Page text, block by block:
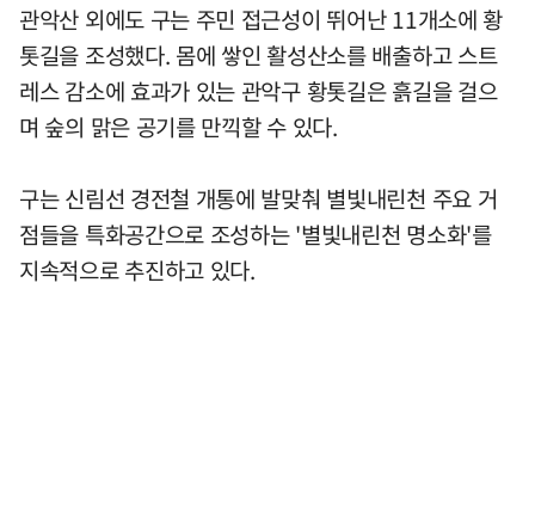
관악산 외에도 구는 주민 접근성이 뛰어난 11개소에 황
톳길을 조성했다. 몸에 쌓인 활성산소를 배출하고 스트
레스 감소에 효과가 있는 관악구 황톳길은 흙길을 걸으
며 숲의 맑은 공기를 만끽할 수 있다.
구는 신림선 경전철 개통에 발맞춰 별빛내린천 주요 거
점들을 특화공간으로 조성하는 '별빛내린천 명소화'를
지속적으로 추진하고 있다.